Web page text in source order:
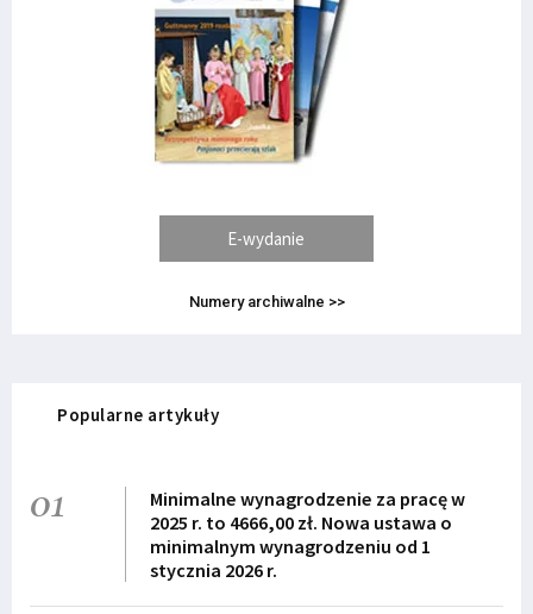
E-wydanie
Numery archiwalne >>
Popularne artykuły
01
Minimalne wynagrodzenie za pracę w
2025 r. to 4666,00 zł. Nowa ustawa o
minimalnym wynagrodzeniu od 1
stycznia 2026 r.